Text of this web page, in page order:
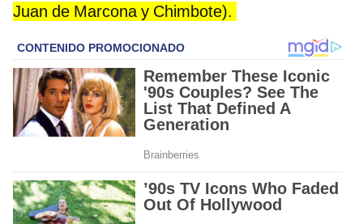
Juan de Marcona y Chimbote).